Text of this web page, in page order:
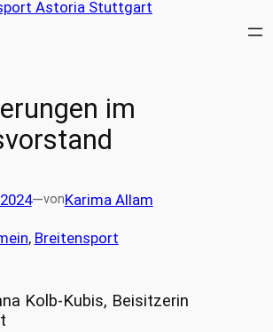
im
—vonKarima Allam
, Breitensport
Kolb-Kubis, Beisitzerin